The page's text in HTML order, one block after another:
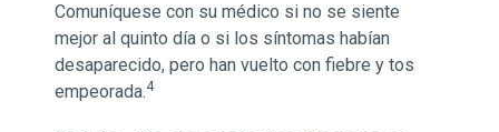
Comuníquese con su médico si no se siente
mejor al quinto día o si los síntomas habían
desaparecido, pero han vuelto con fiebre y tos
empeorada.4